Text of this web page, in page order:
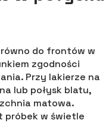
do frontów w
zgodności
Przy lakierze na
lub połysk blatu,
matowa.
próbek w świetle